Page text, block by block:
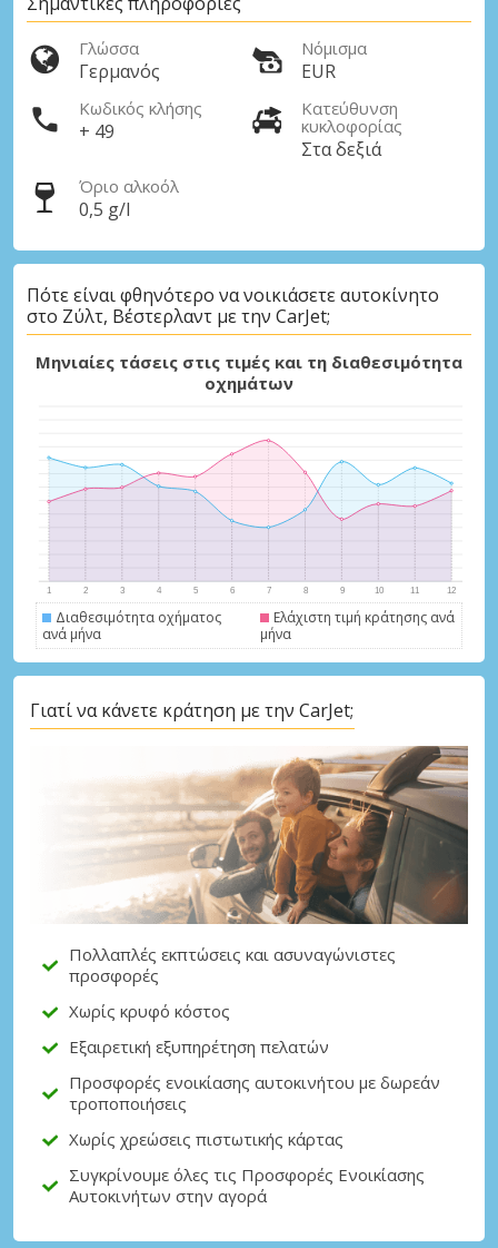
Μεγάλες εξοικονομήσεις
Αποκτήστε πρόσβαση σε αποκλειστικές
προσφορές συνεργατών
Σύνδεση με eLink
Γλώσσα
Γερμανός
Νόμισμα
EUR
Κωδικός κλήσης
+ 49
Κατεύθυνση
κυκλοφορίας
Στα δεξιά
Όριο αλκοόλ
0,5 g/l
Πότε είναι φθηνότερο να νοικιάσετε αυτοκίνητο
στο Ζύλτ, Βέστερλαντ με την CarJet;
Μηνιαίες τάσεις στις τιμές και τη διαθεσιμότητα
οχημάτων
Διαθεσιμότητα οχήματος
ανά μήνα
Ελάχιστη τιμή κράτησης ανά
μήνα
Γιατί να κάνετε κράτηση με την CarJet;
Πολλαπλές εκπτώσεις και ασυναγώνιστες
προσφορές
Χωρίς κρυφό κόστος
Εξαιρετική εξυπηρέτηση πελατών
Προσφορές ενοικίασης αυτοκινήτου με δωρεάν
τροποποιήσεις
Χωρίς χρεώσεις πιστωτικής κάρτας
Συγκρίνουμε όλες τις Προσφορές Ενοικίασης
Αυτοκινήτων στην αγορά